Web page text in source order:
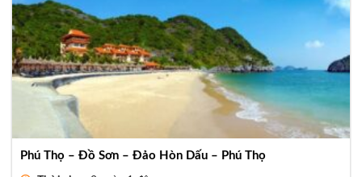
Phú Thọ – Đồ Sơn – Đảo Hòn Dấu – Phú Thọ